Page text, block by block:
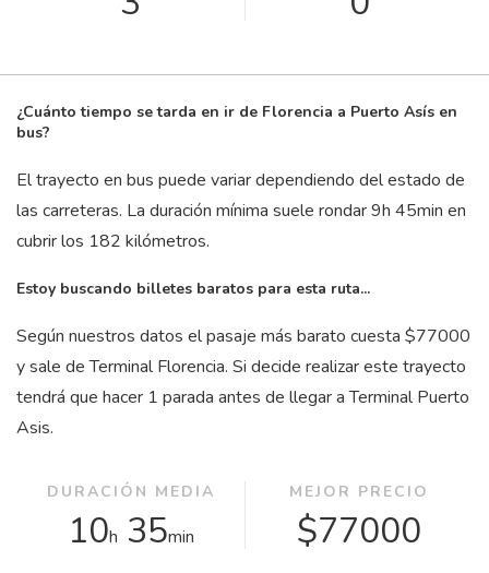
¿Cuánto tiempo se tarda en ir de Florencia a Puerto Asís en
bus?
El trayecto en bus puede variar dependiendo del estado de
las carreteras. La duración mínima suele rondar 9h 45min en
cubrir los 182 kilómetros.
Estoy buscando billetes baratos para esta ruta...
Según nuestros datos el pasaje más barato cuesta $77000
y sale de Terminal Florencia. Si decide realizar este trayecto
tendrá que hacer 1 parada antes de llegar a Terminal Puerto
Asis.
DURACIÓN MEDIA
10h 35min
MEJOR PRECIO
$77000